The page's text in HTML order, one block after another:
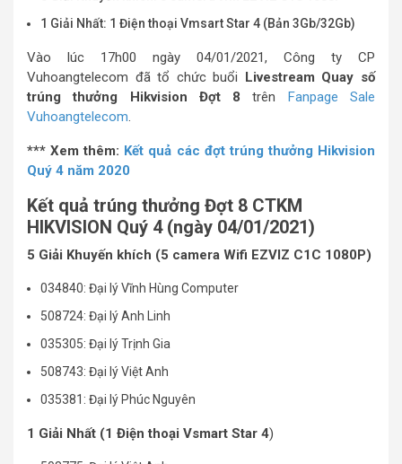
1 Giải Nhất: 1 Điện thoại Vmsart Star 4 (Bản 3Gb/32Gb)
Vào lúc 17h00 ngày 04/01/2021, Công ty CP
Vuhoangtelecom đã tổ chức buổi
Livestream Quay số
trúng thưởng Hikvision Đợt 8 trên
Fanpage Sale
Vuhoangtelecom.
*** Xem thêm: Kết quả các đợt trúng thưởng Hikvision
Quý 4 năm 2020
Kết quả trúng thưởng Đợt 8 CTKM
HIKVISION Quý 4 (ngày 04/01/2021)
5 Giải Khuyến khích (5 camera Wifi EZVIZ C1C 1080P)
034840: Đại lý Vĩnh Hùng Computer
508724: Đại lý Anh Linh
035305: Đại lý Trịnh Gia
508743: Đại lý Việt Anh
035381: Đại lý Phúc Nguyên
1 Giải Nhất (1 Điện thoại Vsmart Star 4)